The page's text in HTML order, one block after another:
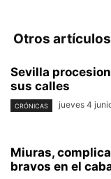
Otros artículos
Sevilla
sus calles
CRÓNICAS jueves 4
Miuras,
bravos en el